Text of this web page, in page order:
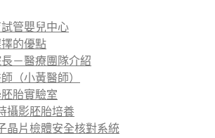
管嬰兒中心
的優點
－醫療團隊介紹
（小黃醫師）
胎實驗室
攝影胚胎培養
晶片檢體安全核對系統